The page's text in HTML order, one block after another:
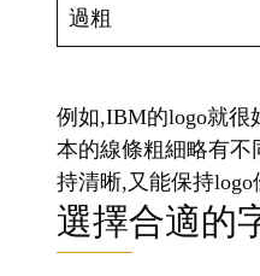
過粗
例如,IBM的logo就很
本的線條粗細略有不
持清晰,又能保持logo
選擇合適的